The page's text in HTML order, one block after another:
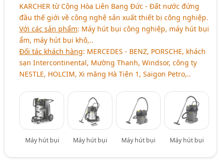
KARCHER từ Cộng Hòa Liên Bang Đức - Đất nước đứng
đầu thế giới về công nghệ sản xuất thiết bị công nghiệp.
Với các sản phẩm: Máy hút bụi công nghiệp, máy hút bụi
ẩm, máy hút bụi khô,..
Đối tác khách hàng: MERCEDES - BENZ, PORSCHE, khách
sạn Intercontinental, Mường Thanh, Windsor, công ty
NESTLE, HOLCIM, Xi măng Hà Tiên 1, Saigon Petro,..
Máy hút bụi Máy hút bụi Máy hút bụi Máy hút bụi